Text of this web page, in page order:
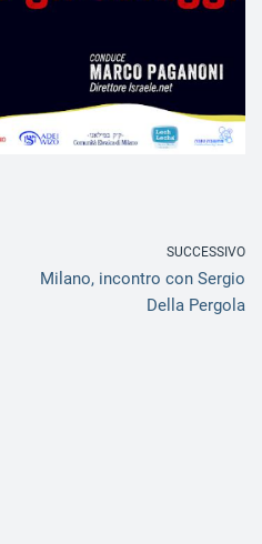
SUCCESSIVO
Milano, incontro con Sergio
Della Pergola